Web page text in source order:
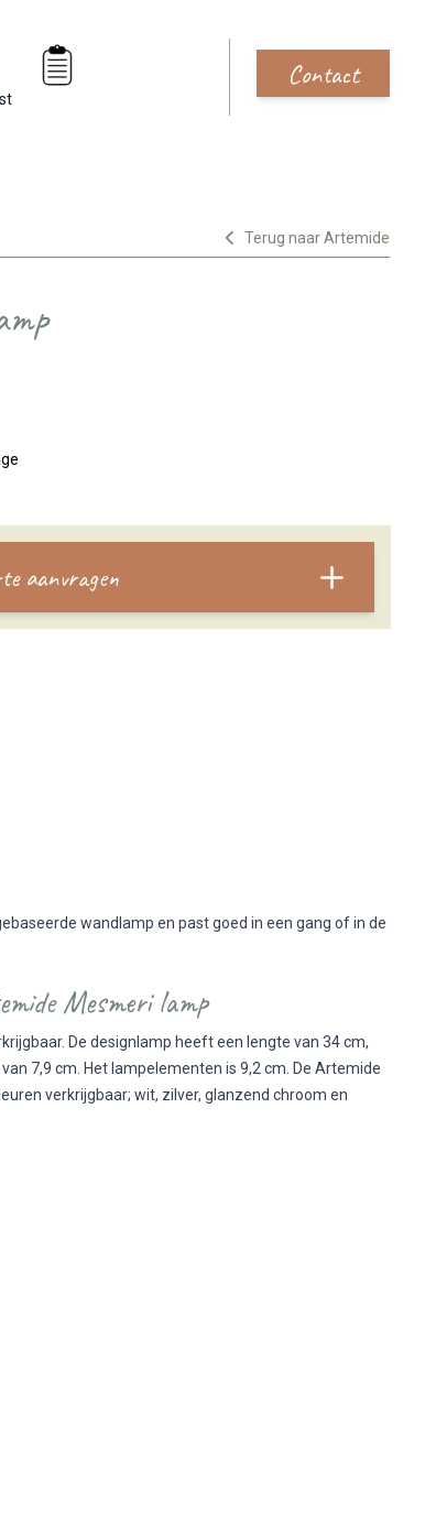
Contact
Terug naar Artemide
aanvragen
wandlamp en past goed in een gang of in de
Mesmeri lamp
De designlamp heeft een lengte van 34 cm,
7,9 cm. Het lampelementen is 9,2 cm. De Artemide
verkrijgbaar; wit, zilver, glanzend chroom en